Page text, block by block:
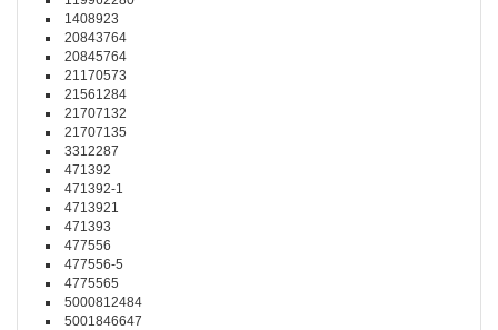
1408923
20843764
20845764
21170573
21561284
21707132
21707135
3312287
471392
471392-1
4713921
471393
477556
477556-5
4775565
5000812484
5001846647